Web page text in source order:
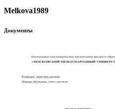
Melkova1989
Документы